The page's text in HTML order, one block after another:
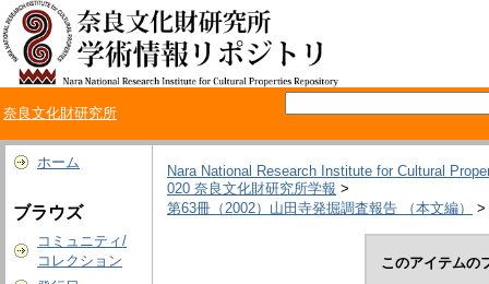
奈良文化財研究所
ホーム
ブラウズ
コミュニティ/
コレクション
Nara National Research Institute for Cultural
020 奈良文化財研究所学報 >
第63冊（2002）山田寺発掘調査報告 （本文編）
>
このアイテムの